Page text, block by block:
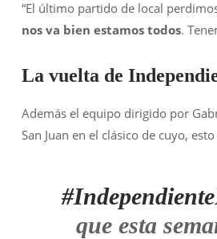
“El último partido de local
nos va bien estamos todos.
La vuelta de
Además el equipo dirigido por
San Juan en el clásico de cuyo,
que esta